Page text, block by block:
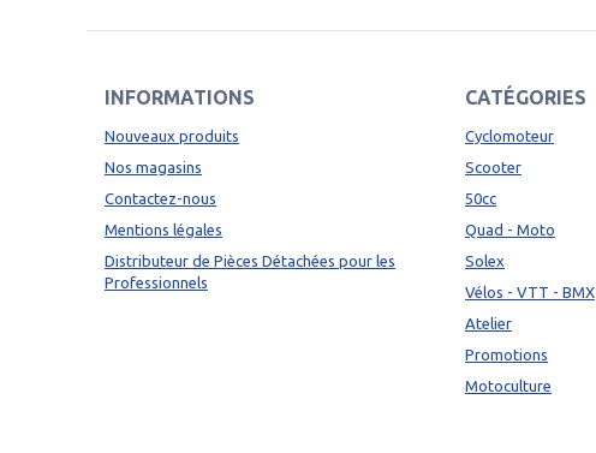
INFORMATIONS
Nouveaux produits
Nos magasins
Contactez-nous
Mentions légales
Distributeur de Pièces Détachées pour les
Professionnels
CATÉGORIES
Cyclomoteur
Scooter
50cc
Quad - Moto
Solex
Vélos - VTT - BMX
Atelier
Promotions
Motoculture